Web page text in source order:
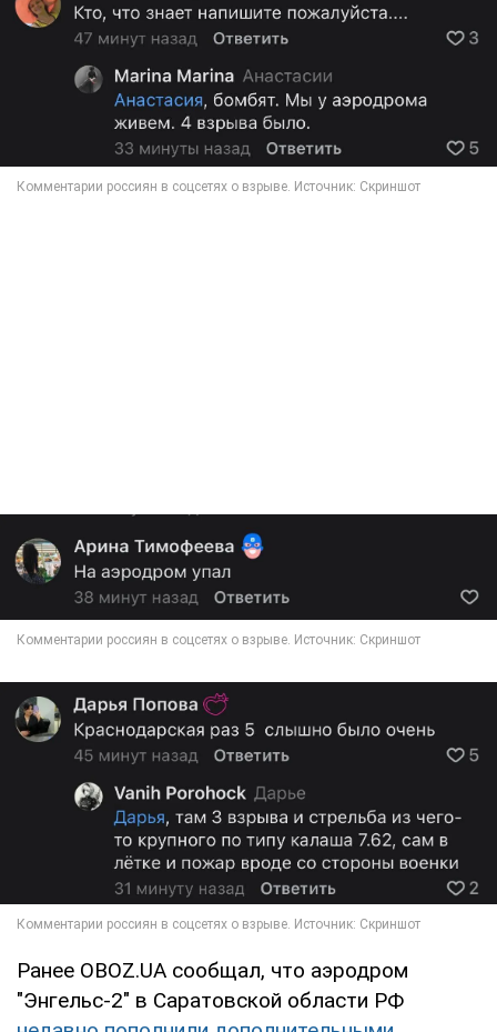
Ранее OBOZ.UA сообщал, что аэродром
"Энгельс-2" в Саратовской области РФ